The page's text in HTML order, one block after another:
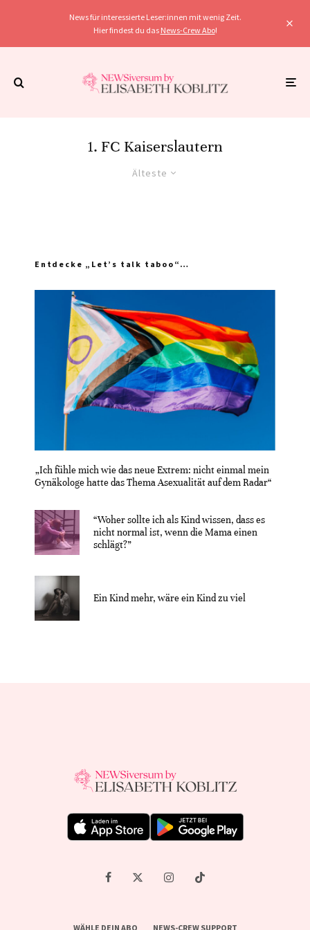
News für interessierte Leser:innen mit wenig Zeit.
Hier findest du das News-Crew Abo!
1. FC Kaiserslautern
Älteste
Entdecke „Let’s talk taboo“…
„Ich fühle mich wie das neue Extrem: nicht einmal mein
Gynäkologe hatte das Thema Asexualität auf dem Radar“
“Woher sollte ich als Kind wissen, dass es
nicht normal ist, wenn die Mama einen
schlägt?”
Ein Kind mehr, wäre ein Kind zu viel
WÄHLE DEIN ABO NEWS-CREW SUPPORT